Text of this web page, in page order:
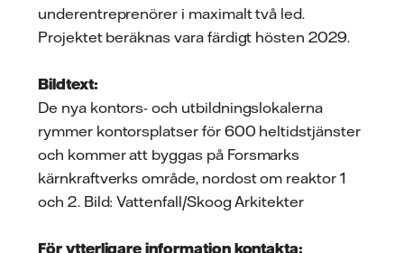
underentreprenörer i maximalt två led.
Projektet beräknas vara färdigt hösten 2029.
Bildtext:
De nya kontors- och utbildningslokalerna
rymmer kontorsplatser för 600 heltidstjänster
och kommer att byggas på Forsmarks
kärnkraftverks område, nordost om reaktor 1
och 2. Bild: Vattenfall/Skoog Arkitekter
För ytterligare information kontakta: